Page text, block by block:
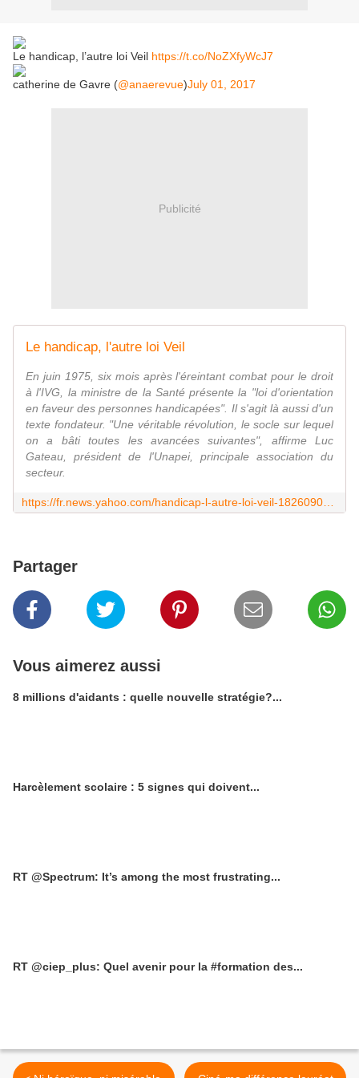
Le handicap, l’autre loi Veil https://t.co/NoZXfyWcJ7
catherine de Gavre (@anaerevue)July 01, 2017
Publicité
Le handicap, l'autre loi Veil
En juin 1975, six mois après l'éreintant combat pour le droit
à l'IVG, la ministre de la Santé présente la "loi d'orientation
en faveur des personnes handicapées". Il s'agit là aussi d'un
texte fondateur. "Une véritable révolution, le socle sur lequel
on a bâti toutes les avancées suivantes", affirme Luc
Gateau, président de l'Unapei, principale association du
secteur.
Partager
Vous aimerez aussi
8 millions d'aidants : quelle nouvelle stratégie?...
Harcèlement scolaire : 5 signes qui doivent...
RT @Spectrum: It’s among the most frustrating...
RT @ciep_plus: Quel avenir pour la #formation des...